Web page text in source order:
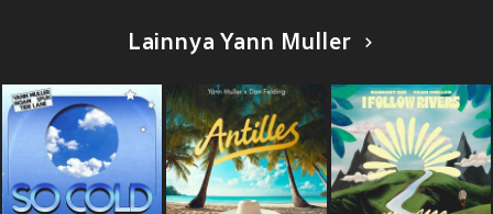
Lainnya Yann Muller